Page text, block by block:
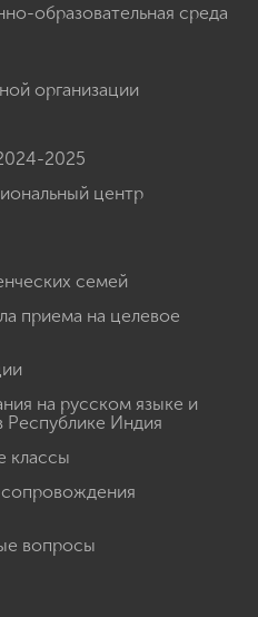
образовательная среда
организации
2025
центр
семей
приема на целевое
на русском языке и
Республике Индия
классы
вопросы